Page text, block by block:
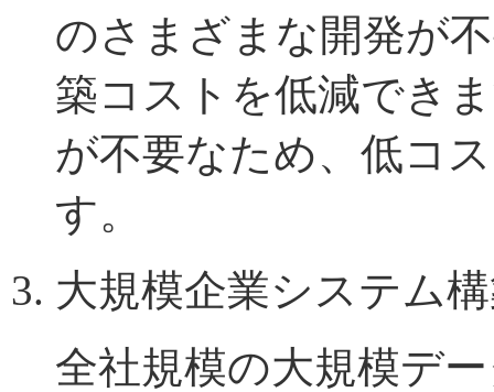
のさまざまな開発が
築コストを低減でき
が不要なため、低コ
す。
大規模企業システム
全社規模の大規模デ